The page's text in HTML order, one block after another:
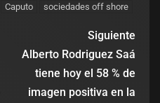
Caputo sociedades off shore
Siguiente
Alberto Rodriguez Saá
tiene hoy el 58 % de
imagen positiva en la